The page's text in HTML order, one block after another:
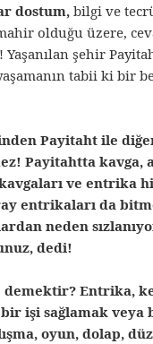
dostum, bilgi ve
olduğu üzere,
şehir
tabii ki bir
Payitaht ile
Payitahtta kavga,
ve entrika
entrikaları da
neden
dedi!
Entrika,
işi sağlamak veya
oyun, dolap,